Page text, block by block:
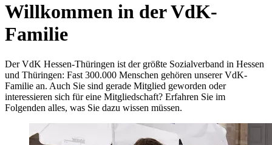
Willkommen in der VdK-
Familie
Der VdK Hessen-Thüringen ist der größte Sozialverband in Hessen
und Thüringen: Fast 300.000 Menschen gehören unserer VdK-
Familie an. Auch Sie sind gerade Mitglied geworden oder
interessieren sich für eine Mitgliedschaft? Erfahren Sie im
Folgenden alles, was Sie dazu wissen müssen.